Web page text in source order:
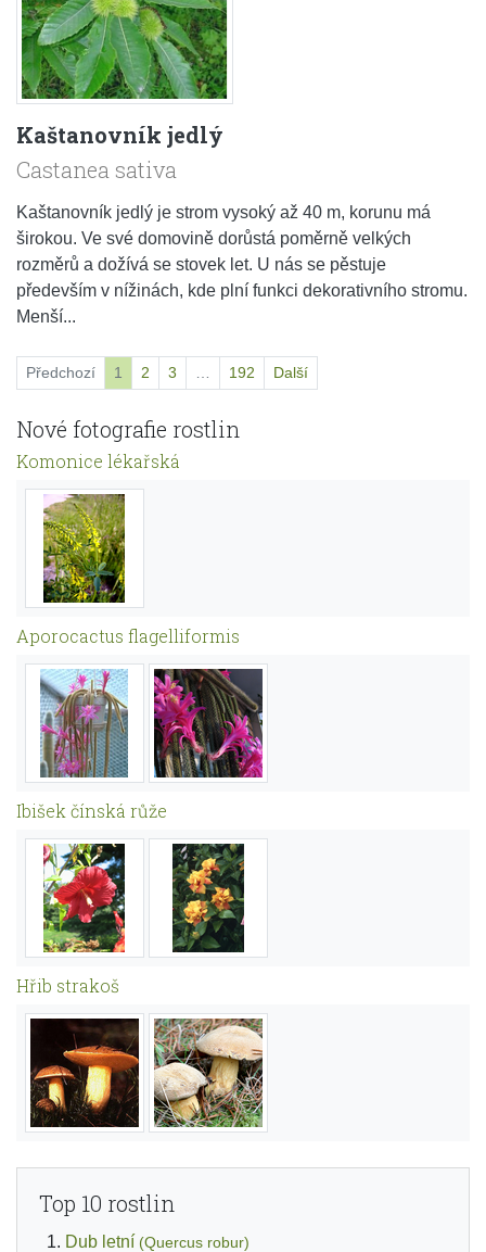
Kaštanovník jedlý
Castanea sativa
Kaštanovník jedlý je strom vysoký až 40 m, korunu má
širokou. Ve své domovině dorůstá poměrně velkých
rozměrů a dožívá se stovek let. U nás se pěstuje
především v nížinách, kde plní funkci dekorativního stromu.
Menší...
Předchozí 1 2 3 192 Další
Nové fotografie rostlin
Komonice lékařská
Aporocactus flagelliformis
Ibišek čínská růže
Hřib strakoš
Top 10 rostlin
Dub letní (Quercus robur)